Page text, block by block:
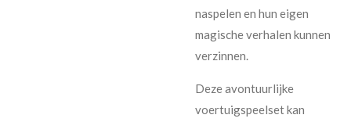
naspelen en hun eigen
magische verhalen kunnen
verzinnen.
Deze avontuurlijke
voertuigspeelset kan